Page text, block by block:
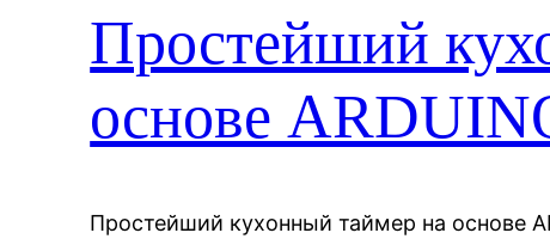
Простейший
основе
Простейший кухонный таймер на основе